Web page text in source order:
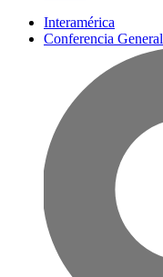
Interamérica
Conferencia General